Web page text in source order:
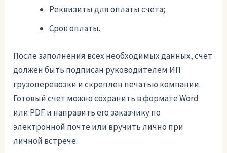
Реквизиты для оплаты счета;
Срок оплаты.
После заполнения всех необходимых данных, счет
должен быть подписан руководителем ИП
грузоперевозки и скреплен печатью компании.
Готовый счет можно сохранить в формате Word
или PDF и направить его заказчику по
электронной почте или вручить лично при
личной встрече.